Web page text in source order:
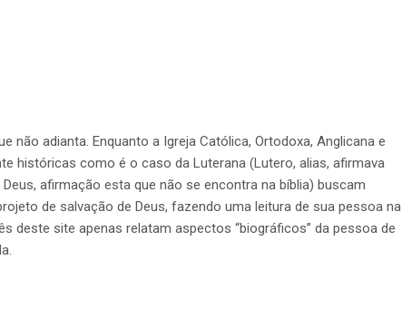
não adianta. Enquanto a Igreja Católica, Ortodoxa, Anglicana e
históricas como é o caso da Luterana (Lutero, alias, afirmava
afirmação esta que não se encontra na bíblia) buscam
de salvação de Deus, fazendo uma leitura de sua pessoa na
deste site apenas relatam aspectos “biográficos” da pessoa de